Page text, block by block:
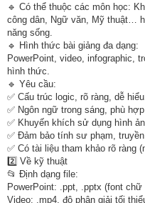
🔹 Có thể thuộc các môn học:
công dân, Ngữ văn, Mỹ thuật…
năng sống.
🔹 Hình thức bài giảng đa dạng:
PowerPoint, video, infographic,
hình thức.
🔹 Yêu cầu:
✅ Cấu trúc logic, rõ ràng, dễ hiểu.
✅ Ngôn ngữ trong sáng, phù
✅ Khuyến khích sử dụng hình
✅ Đảm bảo tính sư phạm,
✅ Có tài liệu tham khảo rõ ràng
2️⃣ Về kỹ thuật
📂 Định dạng file:
PowerPoint: .ppt, .pptx (font
Video: .mp4, độ phân giải tối